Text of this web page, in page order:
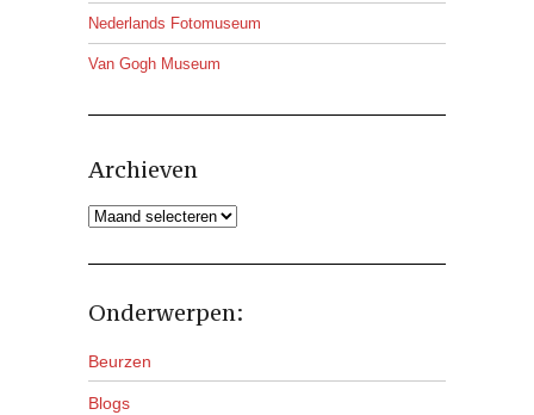
Nederlands Fotomuseum
Van Gogh Museum
Archieven
Archieven
Onderwerpen:
Beurzen
Blogs